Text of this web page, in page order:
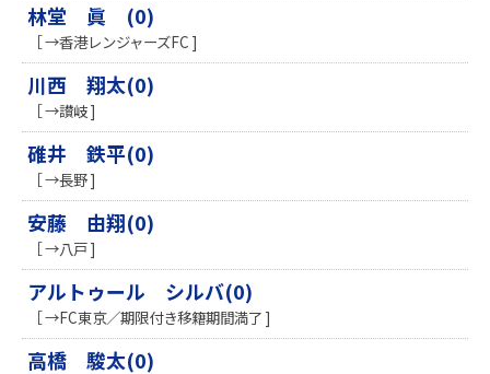
林堂 眞 (0)
［ →香港レンジャーズFC ]
川西 翔太(0)
［ →讃岐 ]
碓井 鉄平(0)
［ →長野 ]
安藤 由翔(0)
［ →八戸 ]
アルトゥール シルバ(0)
［ →FC東京／期限付き移籍期間満了 ]
高橋 駿太(0)